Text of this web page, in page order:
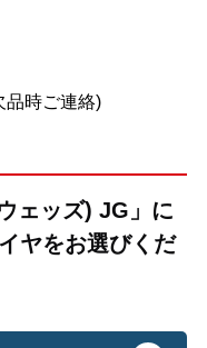
品時ご連絡)
ェッズ) JG」に
ヤをお選びくだ